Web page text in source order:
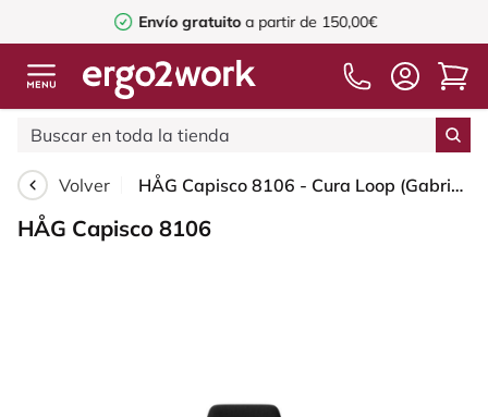
Envío gratuitoa partir de 150,00€
Volver HÅG Capisco 8106 - Cura Loop (Gabriel) - Poliéster reciclados - CLP60999 Black - Black - 200 mm (seat height 46-64cm) - Soft castors for hard floors
HÅG Capisco 8106